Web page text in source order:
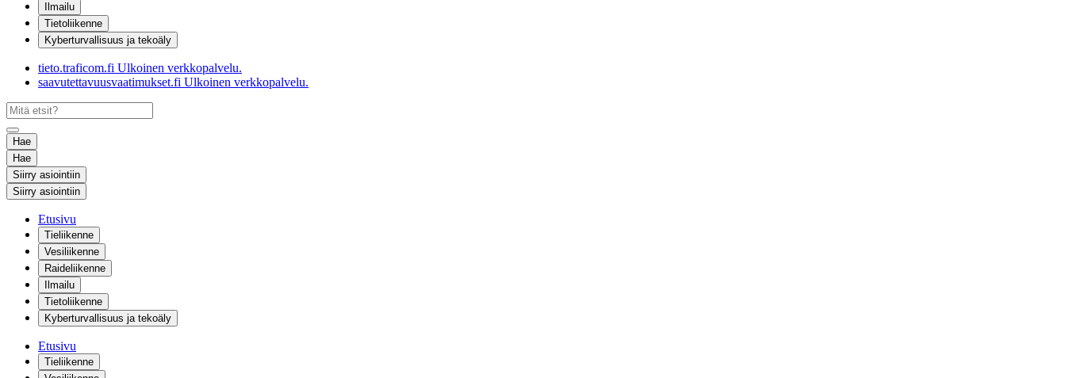
Ilmailu
Tietoliikenne
Kyberturvallisuus ja tekoäly
tieto.traficom.fi Ulkoinen verkkopalvelu.
saavutettavuusvaatimukset.fi Ulkoinen verkkopalvelu.
Hae
Hae
Siirry asiointiin
Siirry asiointiin
Etusivu
Tieliikenne
Vesiliikenne
Raideliikenne
Ilmailu
Tietoliikenne
Kyberturvallisuus ja tekoäly
Etusivu
Tieliikenne